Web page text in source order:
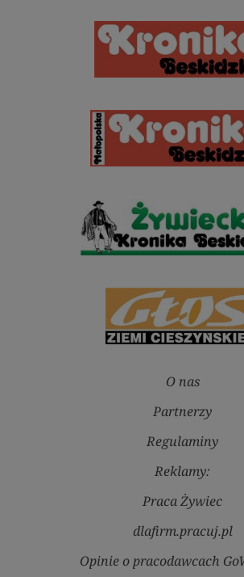
O nas
Partnerzy
Regulaminy
Reklamy:
Praca Żywiec
dlafirm.pracuj.pl
Opinie o pracodawcach